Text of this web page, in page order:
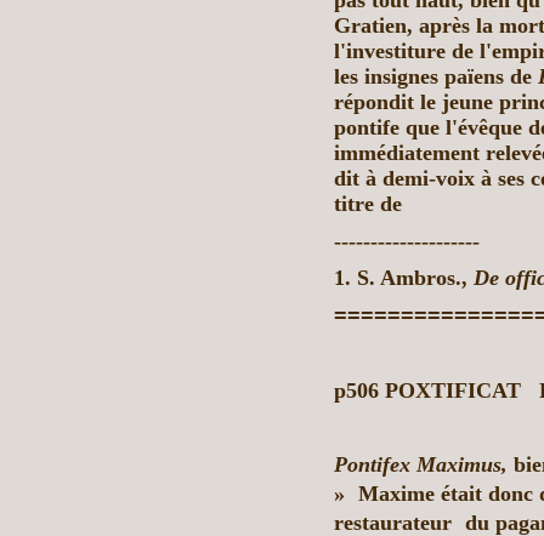
Gratien, après la
l'investiture de
les insignes païens de
répondit le jeune
pontife que l'évêque
immédiatement
dit à demi-voix à ses
titre de
--------------------
1. S. Ambros., De
p506 POXTIFICAT
Pontifex Maximus,
» Maxime était donc
restaurateur du